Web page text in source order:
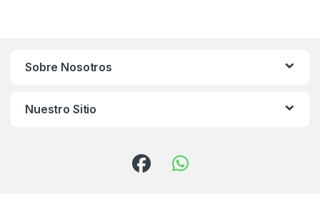
Sobre Nosotros
Nuestro Sitio